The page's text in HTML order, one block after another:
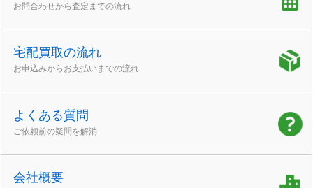
お問合わせから査定までの流れ
宅配買取の流れ
お申込みからお支払いまでの流れ
よくある質問
ご依頼前の疑問を解消
会社概要